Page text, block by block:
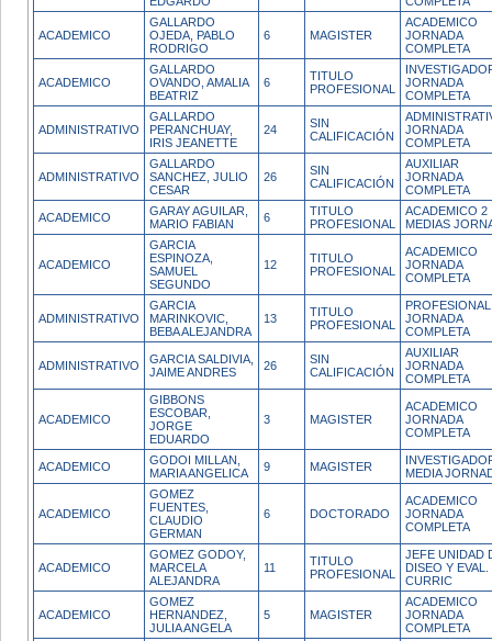
ACADEMICO
GALLARDO
OJEDA, PABLO
RODRIGO
6 MAGISTER
ACADEMICO
JORNADA
COMPLETA
ACADEMICO
GALLARDO
OVANDO, AMALIA
BEATRIZ
6
TITULO
PROFESIONAL
JORNADA
COMPLETA
ADMINISTRATIVO
GALLARDO
PERANCHUAY,
IRIS JEANETTE
24
SIN
CALIFICACIÓN
JORNADA
COMPLETA
ADMINISTRATIVO
GALLARDO
SANCHEZ, JULIO
CESAR
26
SIN
CALIFICACIÓN
AUXILIAR
JORNADA
COMPLETA
ACADEMICO
GARAY AGUILAR,
MARIO FABIAN
6
TITULO
PROFESIONAL
ACADEMICO 2
MEDIAS
ACADEMICO
GARCIA
ESPINOZA,
SAMUEL
SEGUNDO
12
TITULO
PROFESIONAL
ACADEMICO
JORNADA
COMPLETA
ADMINISTRATIVO
GARCIA
MARINKOVIC,
BEBA ALEJANDRA
13
TITULO
PROFESIONAL
PROFESIONAL
JORNADA
COMPLETA
ADMINISTRATIVO
GARCIA SALDIVIA,
JAIME ANDRES
26
SIN
CALIFICACIÓN
AUXILIAR
JORNADA
COMPLETA
ACADEMICO
GIBBONS
ESCOBAR,
JORGE
EDUARDO
3 MAGISTER
ACADEMICO
JORNADA
COMPLETA
ACADEMICO
GODOI MILLAN,
MARIA ANGELICA
9 MAGISTER
MEDIA
ACADEMICO
GOMEZ
FUENTES,
CLAUDIO
GERMAN
6 DOCTORADO
ACADEMICO
JORNADA
COMPLETA
ACADEMICO
GOMEZ GODOY,
MARCELA
ALEJANDRA
11
TITULO
PROFESIONAL
JEFE UNIDAD
DISEO Y EVAL.
CURRIC
ACADEMICO
GOMEZ
HERNANDEZ,
JULIA ANGELA
5 MAGISTER
ACADEMICO
JORNADA
COMPLETA